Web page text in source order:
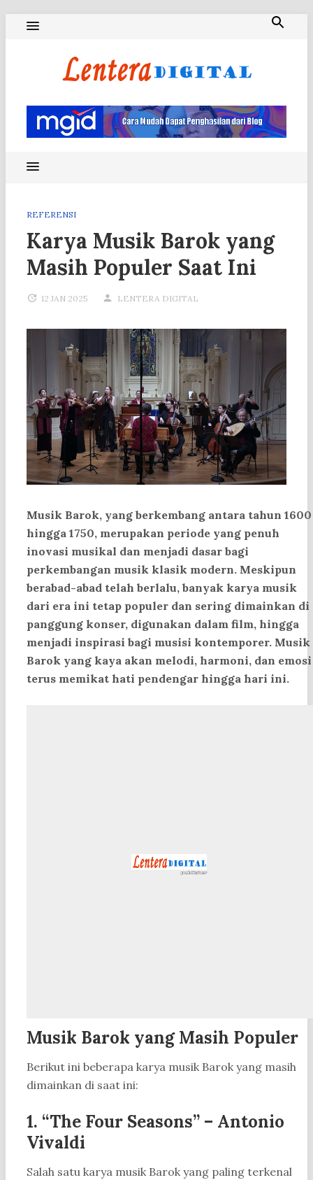
REFERENSI
Karya Musik Barok yang
Masih Populer Saat Ini
12 JAN 2025 LENTERA DIGITAL
Musik Barok, yang berkembang antara tahun 1600
hingga 1750, merupakan periode yang penuh
inovasi musikal dan menjadi dasar bagi
perkembangan musik klasik modern. Meskipun
berabad-abad telah berlalu, banyak karya musik
dari era ini tetap populer dan sering dimainkan di
panggung konser, digunakan dalam film, hingga
menjadi inspirasi bagi musisi kontemporer. Musik
Barok yang kaya akan melodi, harmoni, dan emosi
terus memikat hati pendengar hingga hari ini.
Musik Barok yang Masih Populer
Berikut ini beberapa karya musik Barok yang masih
dimainkan di saat ini:
1. “The Four Seasons” – Antonio
Vivaldi
Salah satu karya musik Barok yang paling terkenal